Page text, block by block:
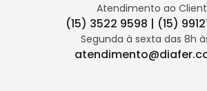
Atendimento ao
(15) 3522 9598 | (15)
Segunda à sexta das 8h